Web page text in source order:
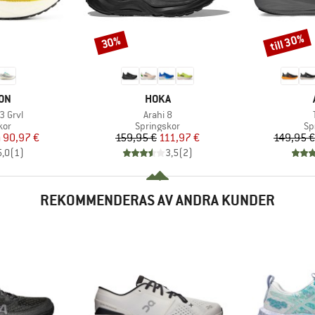
Grvl
pris
90,97 €
(1)
VARUMÄRKE
HOKA
Produkter
Arahi 8
Produktgrupp
Springskor
Pris
159,95 €Reducerat pris
111,97 €
3,5(2)
Rabatt
30%
149,95 €
Rabatt
till 30%
REKOMMENDERAS AV ANDRA KUNDER